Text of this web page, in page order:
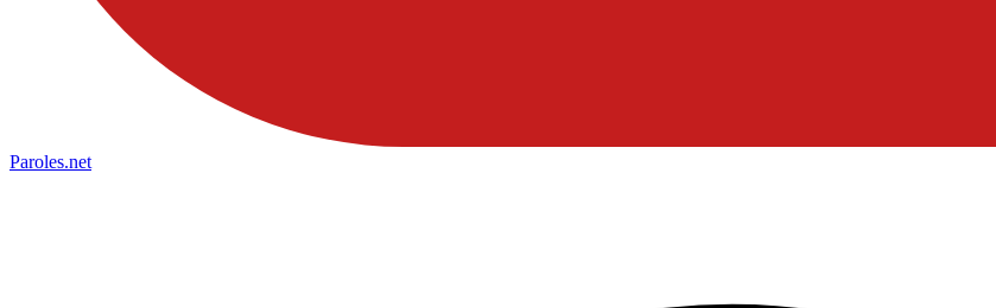
Paroles.net